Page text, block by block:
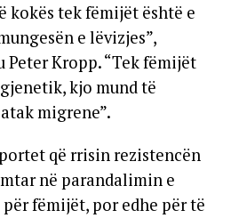
kokës tek fëmijët është e
e lëvizjes”,
Kropp. “Tek fëmijët
kjo mund të
migrene”.
që rrisin rezistencën
në parandalimin e
fëmijët, por edhe për të